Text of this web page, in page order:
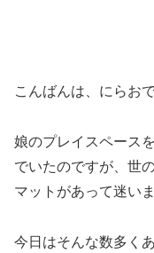
こんばんは、にらおで
娘のプレイスペース
でいたのですが、世
マットがあって迷い
今日はそんな数多く